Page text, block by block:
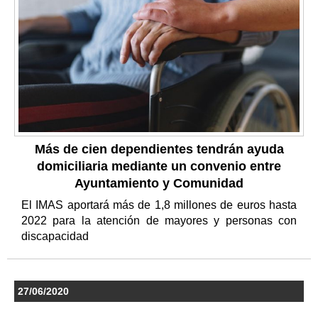
Más de cien dependientes tendrán ayuda
domiciliaria mediante un convenio entre
Ayuntamiento y Comunidad
El IMAS aportará más de 1,8 millones de euros hasta
2022 para la atención de mayores y personas con
discapacidad
27/06/2020